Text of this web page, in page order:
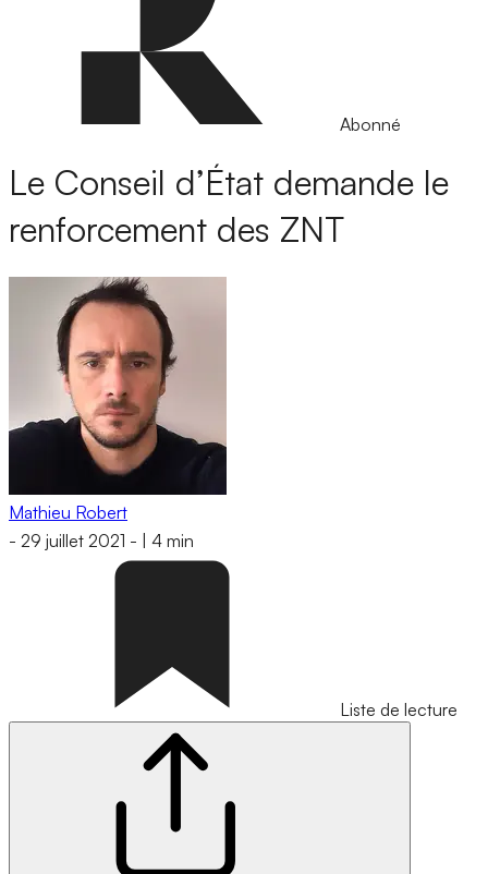
Abonné
Le Conseil d’État demande le
renforcement des ZNT
Mathieu Robert
- 29 juillet 2021 - 4 min
Liste de lecture